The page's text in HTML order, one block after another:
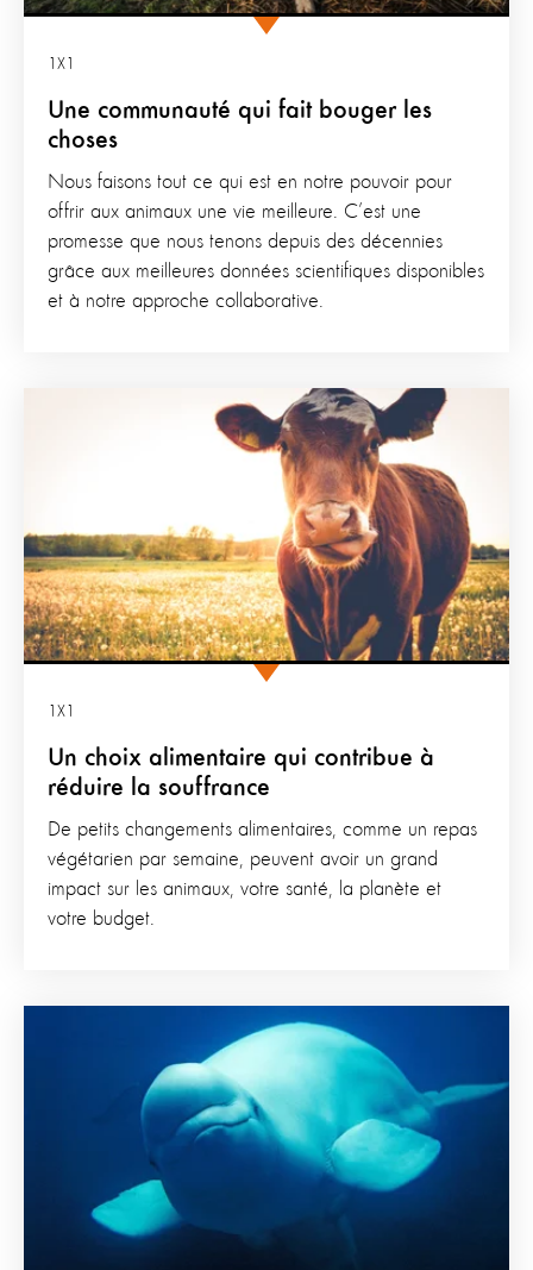
Une communauté qui fait bouger les
choses
1X1
Nous faisons tout ce qui est en notre pouvoir pour
offrir aux animaux une vie meilleure. C’est une
promesse que nous tenons depuis des décennies
grâce aux meilleures données scientifiques disponibles
et à notre approche collaborative.
Un choix alimentaire qui contribue à
réduire la souffrance
1X1
De petits changements alimentaires, comme un repas
végétarien par semaine, peuvent avoir un grand
impact sur les animaux, votre santé, la planète et
votre budget.